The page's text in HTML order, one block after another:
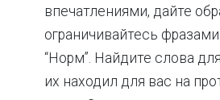
впечатлениями, дайте
ограничивайтесь
“Норм”. Найдите слова
их находил для вас на